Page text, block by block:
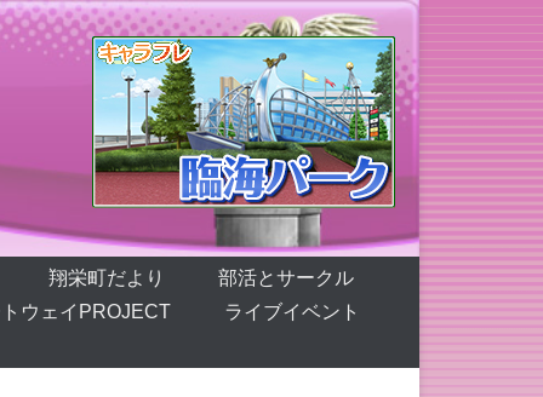
翔栄町だより
部活とサークル
ウェイPROJECT
ライブイベント